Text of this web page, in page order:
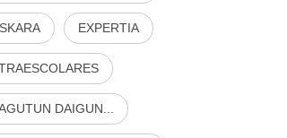
EXPERTIA
DAIGUN...